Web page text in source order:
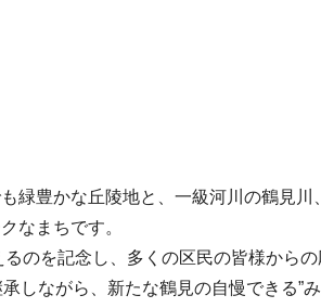
緑豊かな丘陵地と、一級河川の鶴見
なまちです。
のを記念し、多くの区民の皆様から
しながら、新たな鶴見の自慢できる”